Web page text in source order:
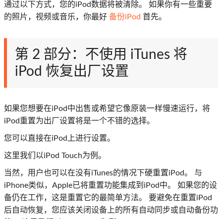
通过以下方式，您的iPod数据将被清除。 如果你有一些重要
的照片，视频或音乐，你最好 备份iPod 首先。
第 2 部分：不使用 iTunes 将
iPod 恢复出厂设置
如果您想要在iPod中出售或希望它像原装一样慢速运行，将
iPod重置为出厂设置将是一个不错的选择。
您可以直接在iPod上进行设置。
这里我们以iPod Touch为例。
当然，用户也可以在没有iTunes的情况下硬重置iPod。 与
iPhone类似，Apple已将重置功能集成到iPod中。 如果您的设
备仍在工作，这是重置它的最简单方法。 要避免在重置iPod
后自动恢复，您应该关闭设备上的所有自动同步或自动备份功